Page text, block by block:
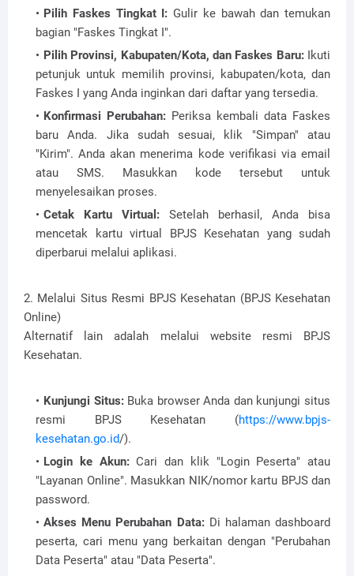
Pilih Faskes Tingkat I: Gulir ke bawah dan temukan
bagian "Faskes Tingkat I".
Pilih Provinsi, Kabupaten/Kota, dan Faskes Baru:Ikuti
petunjuk untuk memilih provinsi, kabupaten/kota, dan
Faskes I yang Anda inginkan dari daftar yang tersedia.
Konfirmasi Perubahan: Periksa kembali data Faskes
baru Anda. Jika sudah sesuai, klik "Simpan" atau
"Kirim". Anda akan menerima kode verifikasi via email
atau SMS. Masukkan kode tersebut untuk
menyelesaikan proses.
Cetak Kartu Virtual: Setelah berhasil, Anda bisa
mencetak kartu virtual BPJS Kesehatan yang sudah
diperbarui melalui aplikasi.
2. Melalui Situs Resmi BPJS Kesehatan (BPJS Kesehatan
Online)
Alternatif lain adalah melalui website resmi BPJS
Kesehatan.
Kunjungi Situs: Buka browser Anda dan kunjungi situs
resmi BPJS Kesehatan (https://www.bpjs-
kesehatan.go.id/).
Login ke Akun:Cari dan klik "Login Peserta" atau
"Layanan Online". Masukkan NIK/nomor kartu BPJS dan
password.
Akses Menu Perubahan Data: Di halaman dashboard
peserta, cari menu yang berkaitan dengan "Perubahan
Data Peserta" atau "Data Peserta".